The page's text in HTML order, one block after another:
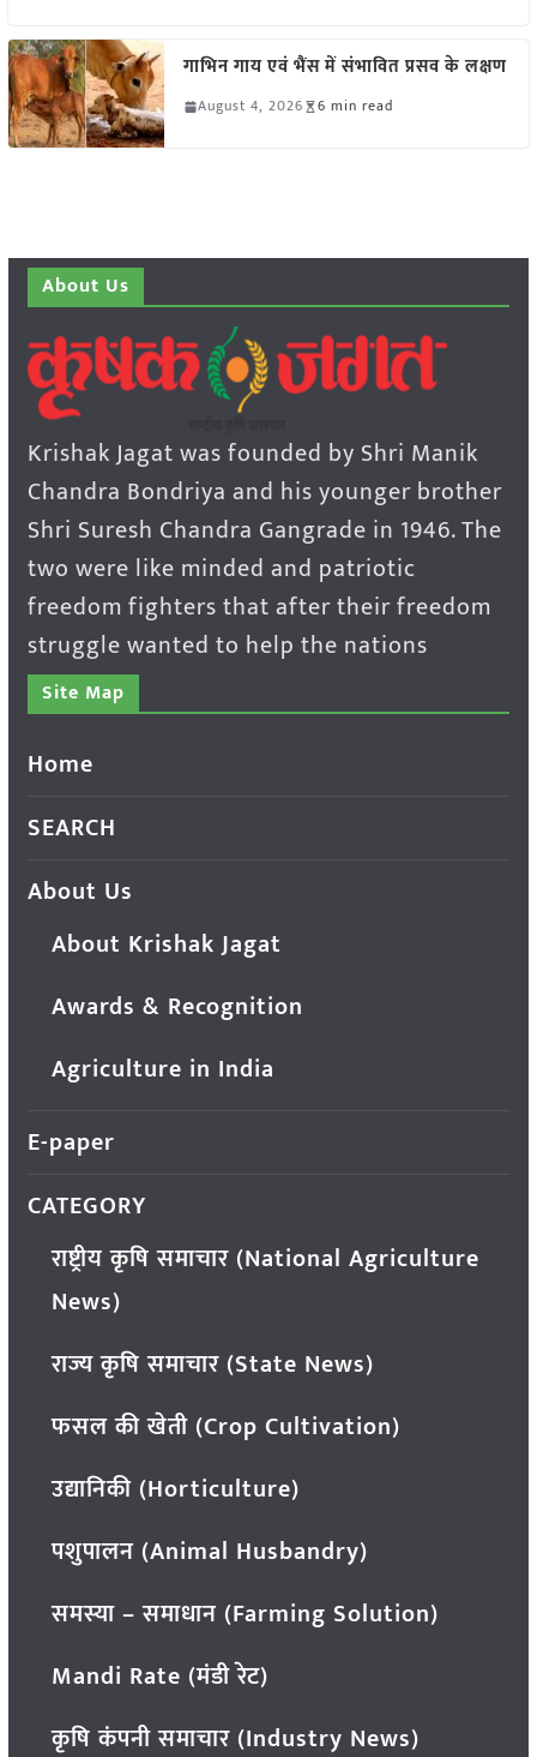
गाभिन गाय एवं भैंस में संभावित प्रसव के लक्षण
August 4, 2026 6 min read
About Us
Krishak Jagat was founded by Shri Manik
Chandra Bondriya and his younger brother
Shri Suresh Chandra Gangrade in 1946. The
two were like minded and patriotic
freedom fighters that after their freedom
struggle wanted to help the nations
Site Map
Home
SEARCH
About Us
About Krishak Jagat
Awards & Recognition
Agriculture in India
E-paper
CATEGORY
राष्ट्रीय कृषि समाचार (National Agriculture
News)
राज्य कृषि समाचार (State News)
फसल की खेती (Crop Cultivation)
उद्यानिकी (Horticulture)
पशुपालन (Animal Husbandry)
समस्या – समाधान (Farming Solution)
Mandi Rate (मंडी रेट)
कृषि कंपनी समाचार (Industry News)